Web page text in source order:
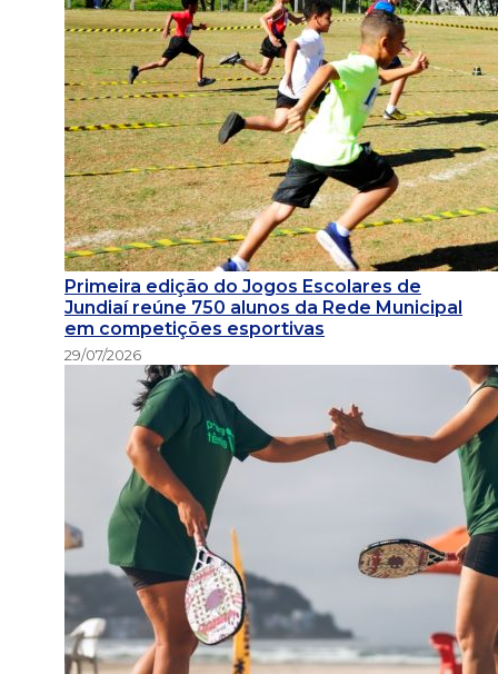
Primeira edição do Jogos Escolares de
Jundiaí reúne 750 alunos da Rede Municipal
em competições esportivas
29/07/2026